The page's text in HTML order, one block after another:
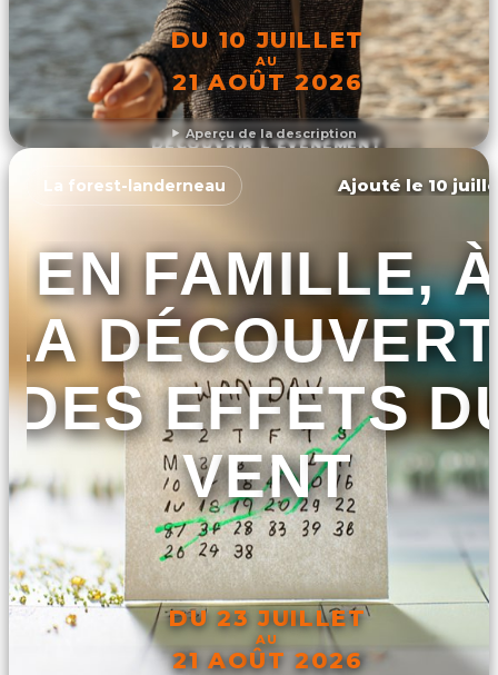
Aperçu de la description
DU 10 JUILLET
AU
21 AOÛT 2026
DÉCOUVRIR L'ÉVÉNEMENT
La forest-landerneau Ajouté le 10
EN FAMILLE, À
DES EFFETS
VENT
DU 23 JUILLET
AU
21 AOÛT 2026